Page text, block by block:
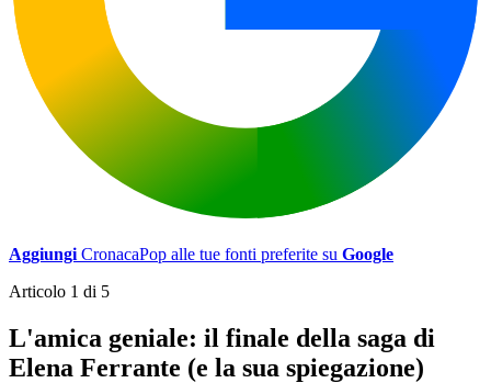
Aggiungi CronacaPop alle tue fonti preferite su Google
Articolo 1 di 5
L'amica geniale: il finale della saga di
Elena Ferrante (e la sua spiegazione)